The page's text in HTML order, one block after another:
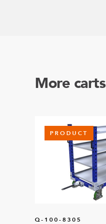
More carts
PRODUCT
Q-100-8305